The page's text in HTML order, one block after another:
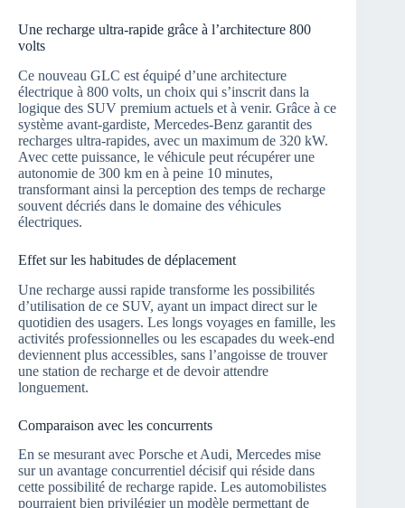
Une recharge ultra-rapide grâce à l’architecture 800
volts
Ce nouveau GLC est équipé d’une architecture
électrique à 800 volts, un choix qui s’inscrit dans la
logique des SUV premium actuels et à venir. Grâce à ce
système avant-gardiste, Mercedes-Benz garantit des
recharges ultra-rapides, avec un maximum de 320 kW.
Avec cette puissance, le véhicule peut récupérer une
autonomie de 300 km en à peine 10 minutes,
transformant ainsi la perception des temps de recharge
souvent décriés dans le domaine des véhicules
électriques.
Effet sur les habitudes de déplacement
Une recharge aussi rapide transforme les possibilités
d’utilisation de ce SUV, ayant un impact direct sur le
quotidien des usagers. Les longs voyages en famille, les
activités professionnelles ou les escapades du week-end
deviennent plus accessibles, sans l’angoisse de trouver
une station de recharge et de devoir attendre
longuement.
Comparaison avec les concurrents
En se mesurant avec Porsche et Audi, Mercedes mise
sur un avantage concurrentiel décisif qui réside dans
cette possibilité de recharge rapide. Les automobilistes
pourraient bien privilégier un modèle permettant de